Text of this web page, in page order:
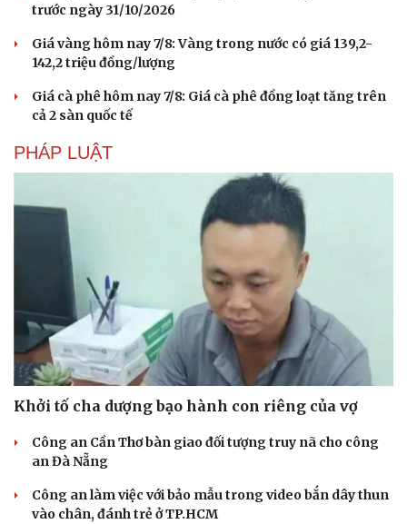
Du lịch
Tư vấn
check-in
Podcast
Kể chuyện cho bé
Hạt giống tâm hồn
trước ngày 31/10/2026
Giá vàng hôm nay 7/8: Vàng trong nước có giá 139,2-
142,2 triệu đồng/lượng
Giá cà phê hôm nay 7/8: Giá cà phê đồng loạt tăng trên
cả 2 sàn quốc tế
PHÁP LUẬT
Khởi tố cha dượng bạo hành con riêng của vợ
Công an Cần Thơ bàn giao đối tượng truy nã cho công
an Đà Nẵng
Công an làm việc với bảo mẫu trong video bắn dây thun
vào chân, đánh trẻ ở TP.HCM